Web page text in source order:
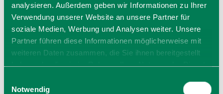
analysieren. Außerdem geben wir Informationen zu Ihrer
Verwendung unserer Website an unsere Partner für
soziale Medien, Werbung und Analysen weiter. Unsere
Partner führen diese Informationen möglicherweise mit
weiteren Daten zusammen, die Sie ihnen bereitgestellt
haben oder die sie im Rahmen Ihrer Nutzung der Dienste
Cookies, wenn Sie unsere Webseite weiterhin nutzen.
Notwendig
Veranstalter
Tourist-Info Bayrischzell
83735 Bayrischzell
Tel.: 08023 / 648